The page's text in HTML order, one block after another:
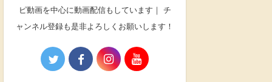
ピ動画を中心に動画配信もしています｜ チ
ャンネル登録も是非よろしくお願いします！